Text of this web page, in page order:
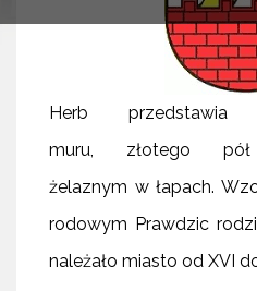
Herb przedstawia
muru, złotego
żelaznym w łapach.
rodowym Prawdzic
należało miasto od XVI